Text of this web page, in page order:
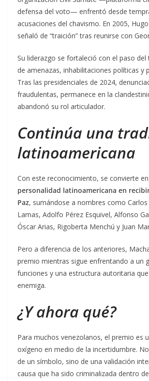
defensa del voto— enfrentó desde
acusaciones del chavismo. En 2005,
señaló de “traición” tras reunirse con
Su liderazgo se fortaleció con el paso
de amenazas, inhabilitaciones políticas y
Tras las presidenciales de 2024,
fraudulentas, permanece en la
abandonó su rol articulador.
Continúa una
latinoamericana
Con este reconocimiento, se convierte
personalidad latinoamericana en
Paz, sumándose a nombres como Carlos
Lamas, Adolfo Pérez Esquivel, Alfonso
Óscar Arias, Rigoberta Menchú y Juan
Pero a diferencia de los anteriores,
premio mientras sigue enfrentando a un
funciones y una estructura autoritaria
enemiga.
¿Y ahora qué?
Para muchos venezolanos, el premio es
oxígeno en medio de la incertidumbre.
de un símbolo, sino de una validación
causa que ha sido criminalizada dentro